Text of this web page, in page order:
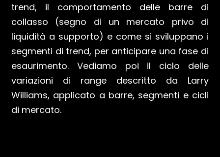
trend, il comportamento delle barre di
collasso (segno di un mercato privo di
liquidità a supporto) e come si sviluppano i
segmenti di trend, per anticipare una fase di
esaurimento. Vediamo poi il ciclo delle
variazioni di range descritto da Larry
Williams, applicato a barre, segmenti e cicli
di mercato.